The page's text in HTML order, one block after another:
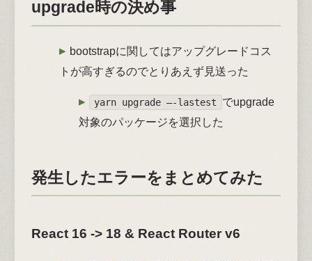
upgrade時の決め事
bootstrapに関してはアップグレードコス
トが高すぎるのでとりあえず見送った
yarn upgrade –-lastest
でupgrade
対象のパッケージを選択した
発生したエラーをまとめてみた
React 16 -> 18 & React Router v6